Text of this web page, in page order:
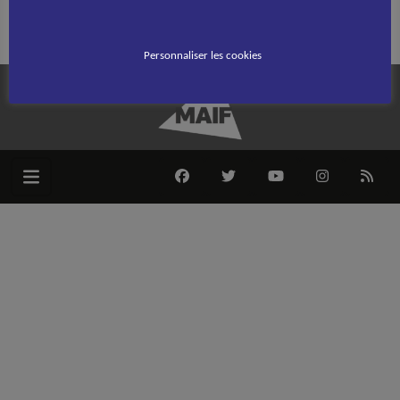
FACEBOOKTWITTERYOUTUBEINSTAGRAM
RSS
Personnaliser les cookies